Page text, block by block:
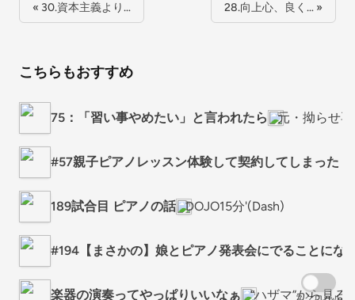
« 30.資本主義より… 28.向上心、良く… »
こちらもおすすめ
75：「習い事やめたい」と言われたら 元・拗らせ
#57親子ピアノレッスン体験して契約してしまった
189試合目 ピアノの話 DOJO15分'(Dash)
#194【まさかの】娘とピアノ発表会にでることにな
楽器の演奏ってやっぱりいいなぁ “ハザマ”から見る